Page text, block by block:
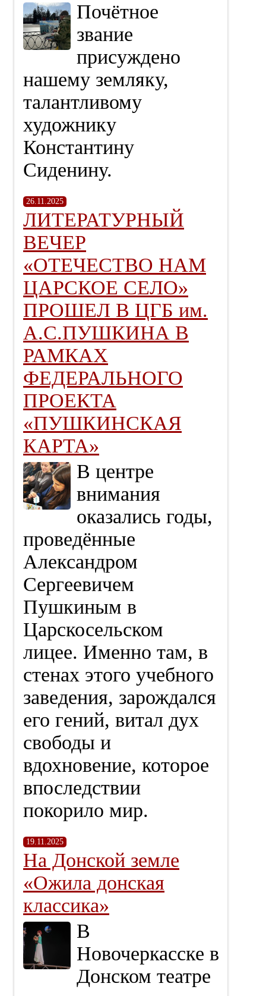
Почётное
звание
присуждено
нашему земляку,
талантливому
художнику
Константину
Сиденину.
26.11.2025
ЛИТЕРАТУРНЫЙ
ВЕЧЕР
«ОТЕЧЕСТВО НАМ
ЦАРСКОЕ СЕЛО»
ПРОШЕЛ В ЦГБ им.
А.С.ПУШКИНА В
РАМКАХ
ФЕДЕРАЛЬНОГО
ПРОЕКТА
«ПУШКИНСКАЯ
КАРТА»
В центре
внимания
оказались годы,
проведённые
Александром
Сергеевичем
Пушкиным в
Царскосельском
лицее. Именно там, в
стенах этого учебного
заведения, зарождался
его гений, витал дух
свободы и
вдохновение, которое
впоследствии
покорило мир.
19.11.2025
На Донской земле
«Ожила донская
классика»
В
Новочеркасске в
Донском театре